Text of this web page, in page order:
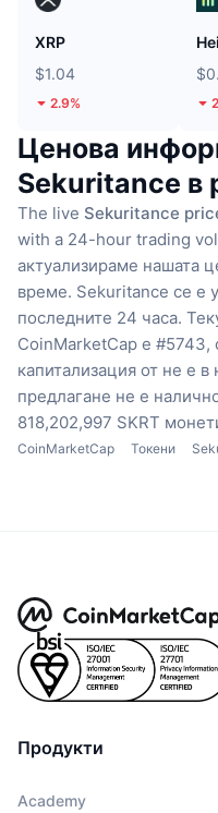
XRP
$1.04
2.9%
Ценова
Sekuritance в
The live Sekuritance
with a 24-hour trading
актуализираме нашата
време. Sekuritance се е
последните 24 часа.
CoinMarketCap е #5743,
капитализация от не е в
предлагане не е
818,202,997 SKRT
CoinMarketCap Токени
Продукти
Academy